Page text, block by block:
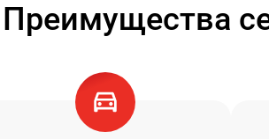
Преимущества